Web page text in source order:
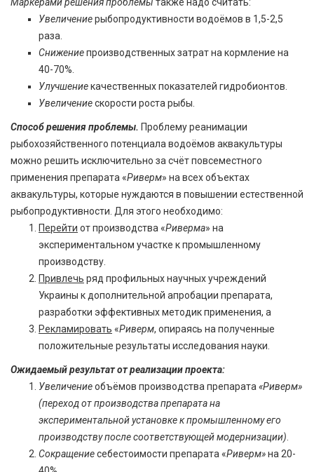
Увеличениерыбопродуктивности водоёмов в 1,5-2,5
раза.
Снижениепроизводственных затрат на кормление на
40-70%.
Улучшениекачественных показателей гидробионтов.
Увеличениескорости роста рыбы.
Способ решения проблемы. Проблему реанимации
рыбохозяйственного потенциала водоёмов аквакультуры
можно решить исключительно за счёт повсеместного
применения препарата «Риверм» на всех объектах
аквакультуры, которые нуждаются в повышении естественной
рыбопродуктивности. Для этого необходимо:
Перейти от производства «Риверма» на
экспериментальном участке к промышленному
производству.
Привлечь ряд профильных научных учреждений
Украины к дополнительной апробации препарата,
разработки эффективных методик применения, а
Рекламировать «Риверм, опираясь на полученные
положительные результаты исследования науки.
Ожидаемый результат от реализации проекта:
Увеличениеобъёмов производства препарата «Риверм»
(переход от производства препарата на
экспериментальной установке к промышленному его
производству после соответствующей модернизации)
Сокращениесебестоимости препарата «Риверм»на 20-